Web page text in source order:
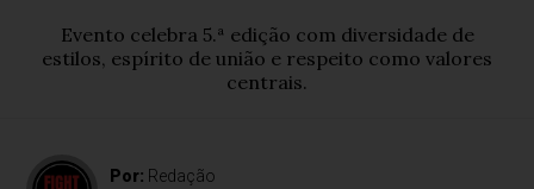
Evento celebra 5.ª edição com diversidade de
estilos, espírito de união e respeito como valores
centrais.
Por: Redação